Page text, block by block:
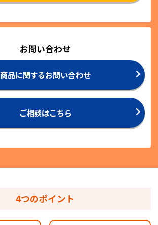
お問い合わせ
商品に関するお問い合わせ
ご相談はこちら
4つのポイント